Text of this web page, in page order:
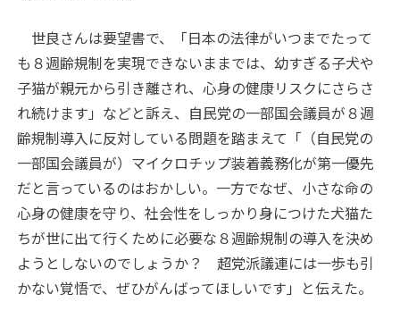
世良さんは要望書で、「日本の法律がいつまでたって
も８週齢規制を実現できないままでは、幼すぎる子犬や
子猫が親元から引き離され、心身の健康リスクにさらさ
れ続けます」などと訴え、自民党の一部国会議員が８週
齢規制導入に反対している問題を踏まえて「（自民党の
一部国会議員が）マイクロチップ装着義務化が第一優先
だと言っているのはおかしい。一方でなぜ、小さな命の
心身の健康を守り、社会性をしっかり身につけた犬猫た
ちが世に出て行くために必要な８週齢規制の導入を決め
ようとしないのでしょうか？ 超党派議連には一歩も引
かない覚悟で、ぜひがんばってほしいです」と伝えた。